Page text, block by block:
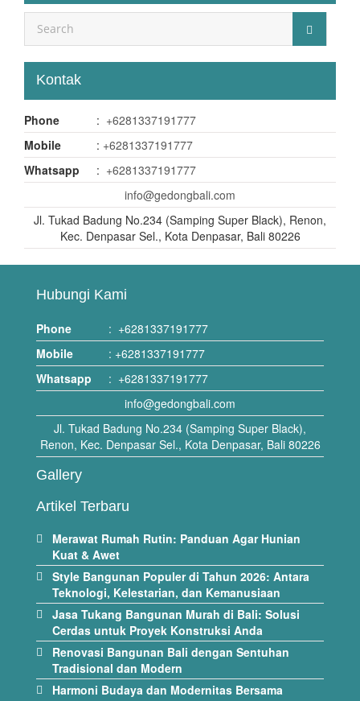
Kontak
Phone : +6281337191777
Mobile
: +6281337191777
Whatsapp
: +6281337191777
info@gedongbali.com
Jl. Tukad Badung No.234 (Samping Super Black), Renon,
Kec. Denpasar Sel., Kota Denpasar, Bali 80226
Hubungi Kami
Phone : +6281337191777
Mobile
: +6281337191777
Whatsapp
: +6281337191777
info@gedongbali.com
Jl. Tukad Badung No.234 (Samping Super Black),
Renon, Kec. Denpasar Sel., Kota Denpasar, Bali 80226
Gallery
Artikel Terbaru
Merawat Rumah Rutin: Panduan Agar Hunian
Kuat & Awet
Style Bangunan Populer di Tahun 2026: Antara
Teknologi, Kelestarian, dan Kemanusiaan
Jasa Tukang Bangunan Murah di Bali: Solusi
Cerdas untuk Proyek Konstruksi Anda
Renovasi Bangunan Bali dengan Sentuhan
Tradisional dan Modern
Harmoni Budaya dan Modernitas Bersama